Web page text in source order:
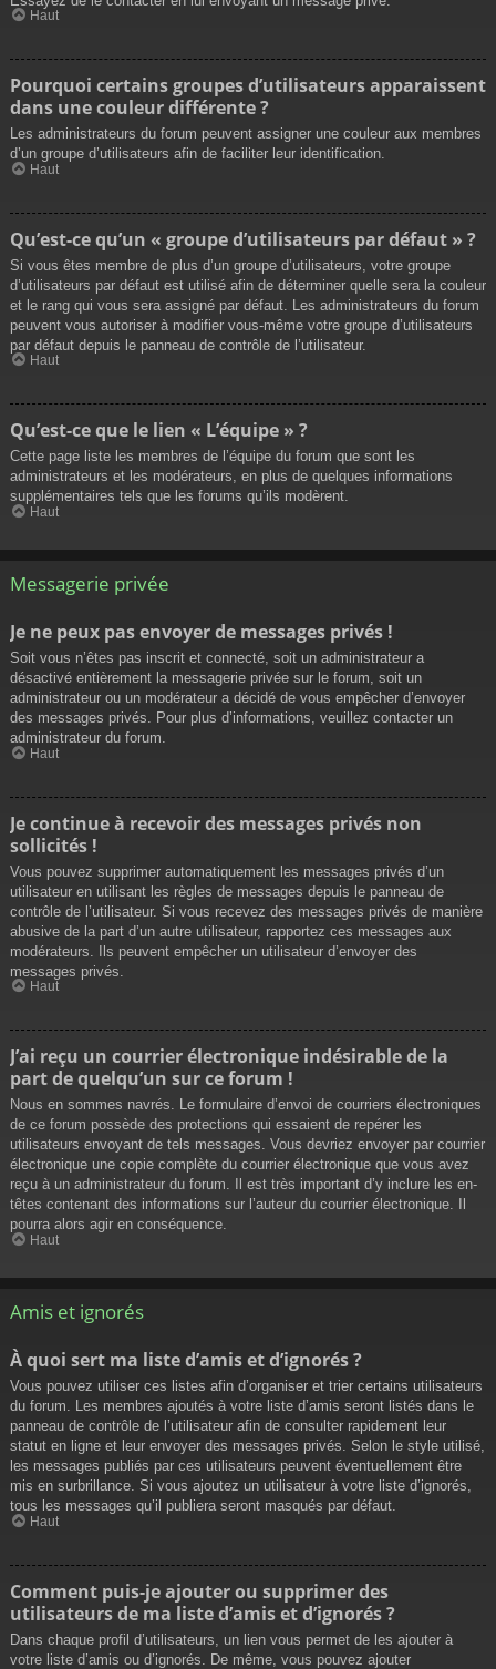
Haut
Pourquoi certains groupes d’utilisateurs apparaissent
dans une couleur différente ?
Les administrateurs du forum peuvent assigner une couleur aux membres
d’un groupe d’utilisateurs afin de faciliter leur identification.
Haut
Qu’est-ce qu’un « groupe d’utilisateurs par défaut » ?
Si vous êtes membre de plus d’un groupe d’utilisateurs, votre groupe
d’utilisateurs par défaut est utilisé afin de déterminer quelle sera la couleur
et le rang qui vous sera assigné par défaut. Les administrateurs du forum
peuvent vous autoriser à modifier vous-même votre groupe d’utilisateurs
par défaut depuis le panneau de contrôle de l’utilisateur.
Haut
Qu’est-ce que le lien « L’équipe » ?
Cette page liste les membres de l’équipe du forum que sont les
administrateurs et les modérateurs, en plus de quelques informations
supplémentaires tels que les forums qu’ils modèrent.
Haut
Messagerie privée
Je ne peux pas envoyer de messages privés !
Soit vous n’êtes pas inscrit et connecté, soit un administrateur a
désactivé entièrement la messagerie privée sur le forum, soit un
administrateur ou un modérateur a décidé de vous empêcher d’envoyer
des messages privés. Pour plus d’informations, veuillez contacter un
administrateur du forum.
Haut
Je continue à recevoir des messages privés non
sollicités !
Vous pouvez supprimer automatiquement les messages privés d’un
utilisateur en utilisant les règles de messages depuis le panneau de
contrôle de l’utilisateur. Si vous recevez des messages privés de manière
abusive de la part d’un autre utilisateur, rapportez ces messages aux
modérateurs. Ils peuvent empêcher un utilisateur d’envoyer des
messages privés.
Haut
J’ai reçu un courrier électronique indésirable de la
part de quelqu’un sur ce forum !
Nous en sommes navrés. Le formulaire d’envoi de courriers électroniques
de ce forum possède des protections qui essaient de repérer les
utilisateurs envoyant de tels messages. Vous devriez envoyer par courrier
électronique une copie complète du courrier électronique que vous avez
reçu à un administrateur du forum. Il est très important d’y inclure les en-
têtes contenant des informations sur l’auteur du courrier électronique. Il
pourra alors agir en conséquence.
Haut
Amis et ignorés
À quoi sert ma liste d’amis et d’ignorés ?
Vous pouvez utiliser ces listes afin d’organiser et trier certains utilisateurs
du forum. Les membres ajoutés à votre liste d’amis seront listés dans le
panneau de contrôle de l’utilisateur afin de consulter rapidement leur
statut en ligne et leur envoyer des messages privés. Selon le style utilisé,
les messages publiés par ces utilisateurs peuvent éventuellement être
mis en surbrillance. Si vous ajoutez un utilisateur à votre liste d’ignorés,
tous les messages qu’il publiera seront masqués par défaut.
Haut
Comment puis-je ajouter ou supprimer des
utilisateurs de ma liste d’amis et d’ignorés ?
Dans chaque profil d’utilisateurs, un lien vous permet de les ajouter à
votre liste d’amis ou d’ignorés. De même, vous pouvez ajouter